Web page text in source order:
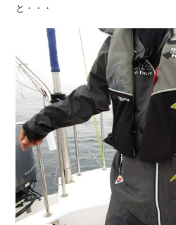
と・・・